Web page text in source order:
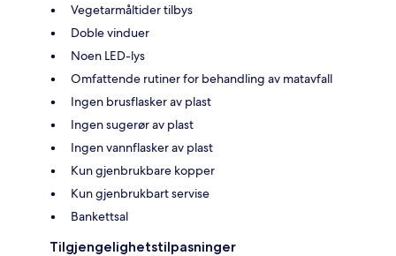
Vegetarmåltider tilbys
Doble vinduer
Noen LED-lys
Omfattende rutiner for behandling av matavfall
Ingen brusflasker av plast
Ingen sugerør av plast
Ingen vannflasker av plast
Kun gjenbrukbare kopper
Kun gjenbrukbart servise
Bankettsal
Tilgjengelighetstilpasninger